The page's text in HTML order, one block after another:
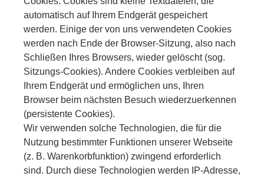
automatisch auf Ihrem Endgerät gespeichert
werden. Einige der von uns verwendeten Cookies
werden nach Ende der Browser-Sitzung, also nach
Schließen Ihres Browsers, wieder gelöscht (sog.
Sitzungs-Cookies). Andere Cookies verbleiben auf
Ihrem Endgerät und ermöglichen uns, Ihren
Browser beim nächsten Besuch wiederzuerkennen
(persistente Cookies).
Wir verwenden solche Technologien, die für die
Nutzung bestimmter Funktionen unserer Webseite
(z. B. Warenkorbfunktion) zwingend erforderlich
sind. Durch diese Technologien werden IP-Adresse,